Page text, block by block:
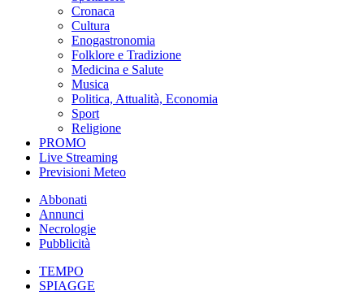
Cronaca
Cultura
Enogastronomia
Folklore e Tradizione
Medicina e Salute
Musica
Politica, Attualità, Economia
Sport
Religione
PROMO
Live Streaming
Previsioni Meteo
Abbonati
Annunci
Necrologie
Pubblicità
TEMPO
SPIAGGE